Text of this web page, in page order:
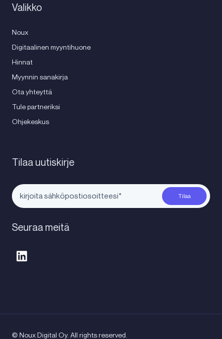
Valikko
Noux
Digitaalinen myyntihuone
Hinnat
Myynnin sanakirja
Ota yhteyttä
Tule partneriksi
Ohjekeskus
Tilaa uutiskirje
Seuraa meitä
© Noux Digital Oy. All rights reserved.